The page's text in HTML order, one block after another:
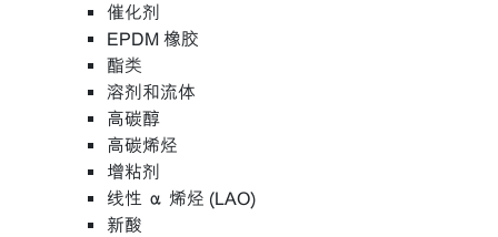
催化剂
EPDM 橡胶
酯类
溶剂和流体
高碳醇
高碳烯烃
增粘剂
线性 α 烯烃 (LAO)
新酸